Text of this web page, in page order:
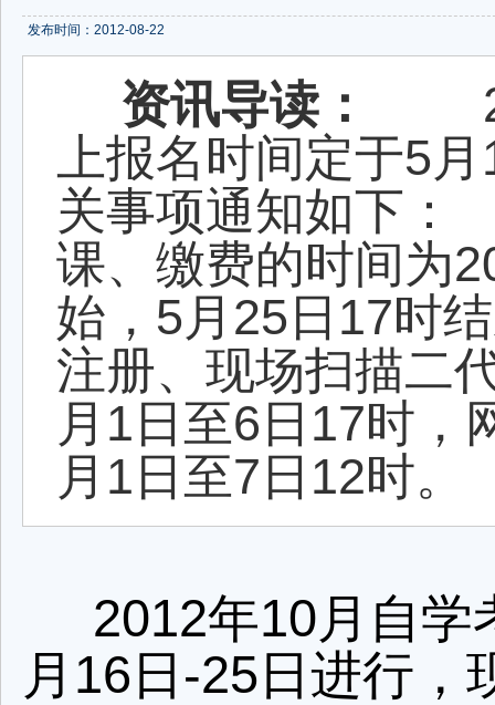
发布时间：2012-08-22
资讯导读：
上报名时间定于5
关事项通知如下
课、缴费的时间为
始，5月25日17
注册、现场扫描二
月1日至6日17时，
月1日至7日12时。
2012年10月自学
月16日-25日进行，